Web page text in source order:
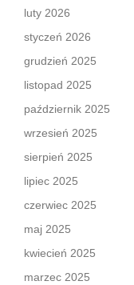
luty 2026
styczeń 2026
grudzień 2025
listopad 2025
październik 2025
wrzesień 2025
sierpień 2025
lipiec 2025
czerwiec 2025
maj 2025
kwiecień 2025
marzec 2025